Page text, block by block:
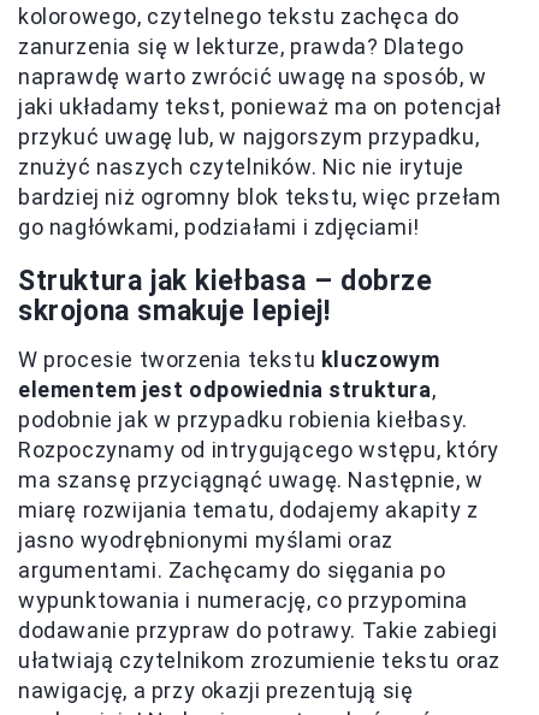
kolorowego, czytelnego tekstu zachęca do
zanurzenia się w lekturze, prawda? Dlatego
naprawdę warto zwrócić uwagę na sposób, w
jaki układamy tekst, ponieważ ma on potencjał
przykuć uwagę lub, w najgorszym przypadku,
znużyć naszych czytelników. Nic nie irytuje
bardziej niż ogromny blok tekstu, więc przełam
go nagłówkami, podziałami i zdjęciami!
Struktura jak kiełbasa – dobrze
skrojona smakuje lepiej!
W procesie tworzenia tekstu kluczowym
elementem jest odpowiednia struktura,
podobnie jak w przypadku robienia kiełbasy.
Rozpoczynamy od intrygującego wstępu, który
ma szansę przyciągnąć uwagę. Następnie, w
miarę rozwijania tematu, dodajemy akapity z
jasno wyodrębnionymi myślami oraz
argumentami. Zachęcamy do sięgania po
wypunktowania i numerację, co przypomina
dodawanie przypraw do potrawy. Takie zabiegi
ułatwiają czytelnikom zrozumienie tekstu oraz
nawigację, a przy okazji prezentują się